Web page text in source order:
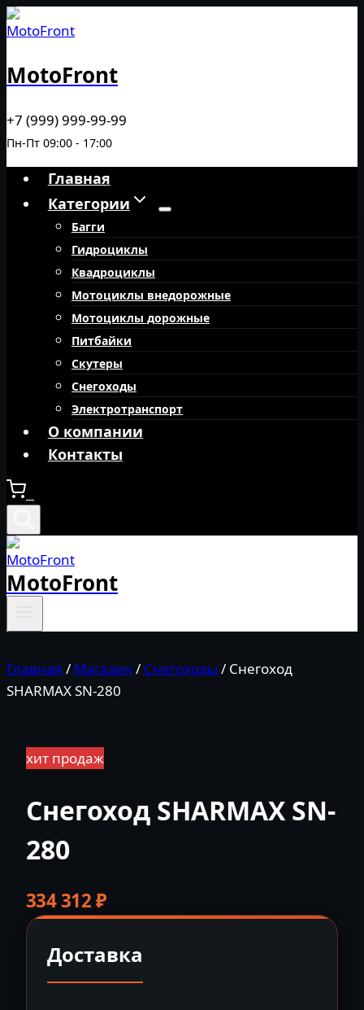
Перейти
к
MotoFront
+7 (999) 999-99-99
Пн-Пт 09:00 - 17:00
Главная
Категории
Багги
Гидроциклы
Квадроциклы
Мотоциклы внедорожные
Мотоциклы дорожные
Питбайки
Скутеры
Снегоходы
Электротранспорт
О компании
Контакты
MotoFront
Главная / Магазин / Снегоходы / Снегоход
SHARMAX SN-280
хит продаж
Снегоход SHARMAX SN-
280
334 312₽
Доставка